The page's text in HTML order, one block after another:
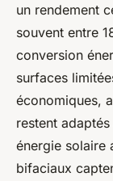
un rendement
souvent entre
conversion
surfaces
économiques,
restent
énergie solaire
bifaciaux